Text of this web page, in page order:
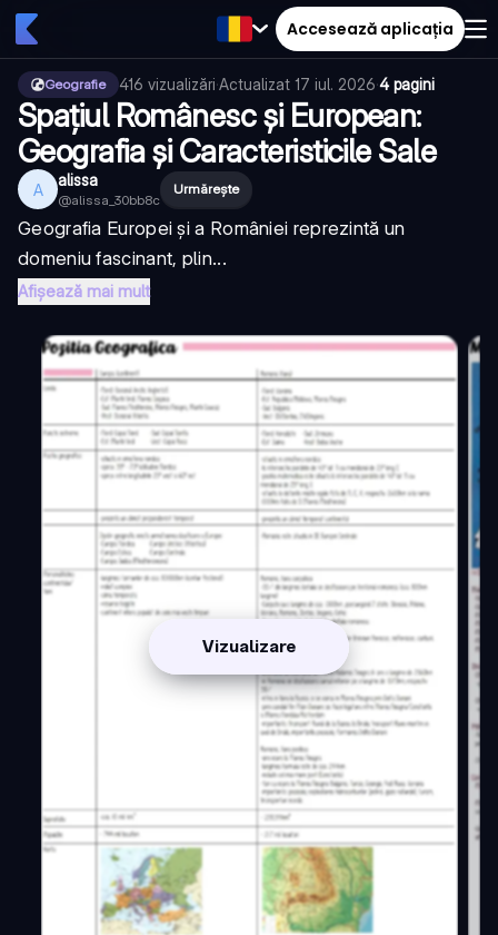
Accesează aplicația
Geografie 416 vizualizări·Actualizat 17 iul. 2026·4 pagini
Spațiul Românesc și European:
Geografia și Caracteristicile Sale
A alissa
@alissa_30bb8c
Urmărește
Geografia Europei și a României reprezintă un
domeniu fascinant, plin...
Afișează mai mult
Vizualizare